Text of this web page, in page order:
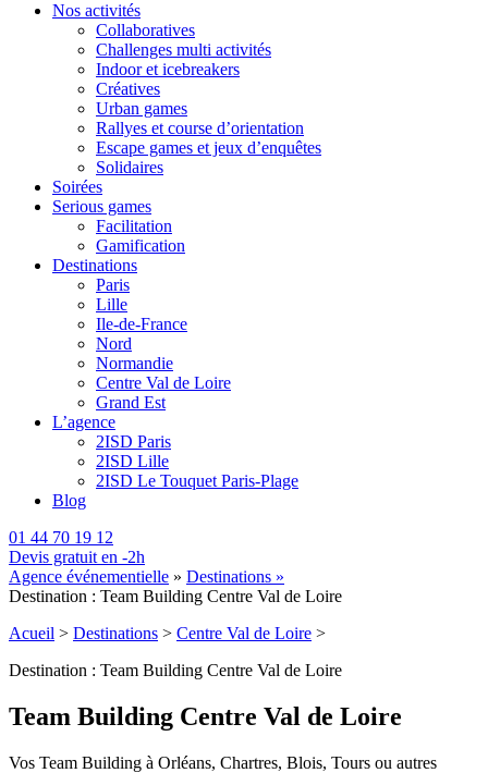
Nos activités
Collaboratives
Challenges multi activités
Indoor et icebreakers
Créatives
Urban games
Rallyes et course d’orientation
Escape games et jeux d’enquêtes
Solidaires
Soirées
Serious games
Facilitation
Gamification
Destinations
Paris
Lille
Ile-de-France
Nord
Normandie
Centre Val de Loire
Grand Est
L’agence
2ISD Paris
2ISD Lille
2ISD Le Touquet Paris-Plage
Blog
01 44 70 19 12
Devis gratuit en -2h
Agence événementielle » Destinations »
Destination : Team Building Centre Val de Loire
Acueil > Destinations > Centre Val de Loire >
Destination : Team Building Centre Val de Loire
Team Building Centre Val de Loire
Vos Team Building à Orléans, Chartres, Blois, Tours ou autres